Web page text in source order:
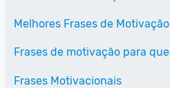
Melhores Frases de
Frases de motivação para
Frases Motivacionais